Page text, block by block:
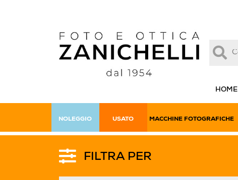
HOME
NOLEGGIO USATO MACCHINE FOTOGRAFICHE
FILTRA PER